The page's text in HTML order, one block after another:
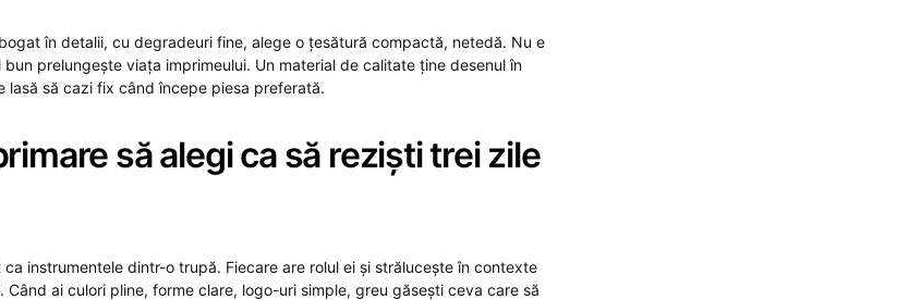
în detalii, cu degradeuri fine, alege o țesătură compactă, netedă. Nu e
prelungește viața imprimeului. Un material de calitate ține desenul în
lasă să cazi fix când începe piesa preferată.
să alegi ca să reziști trei zile
instrumentele dintr-o trupă. Fiecare are rolul ei și strălucește în contexte
ai culori pline, forme clare, logo-uri simple, greu găsești ceva care să